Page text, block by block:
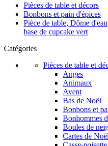
Pièces de table et décors
Bonbons et pain d'épices
Pièce de table, Dôme
base de cupcake vert
Catégories
Pièces de table et
Anges
Animaux
Avent
Bas de Noël
Bonbons et
Bonhommes
Boules de
Cartes de Noël